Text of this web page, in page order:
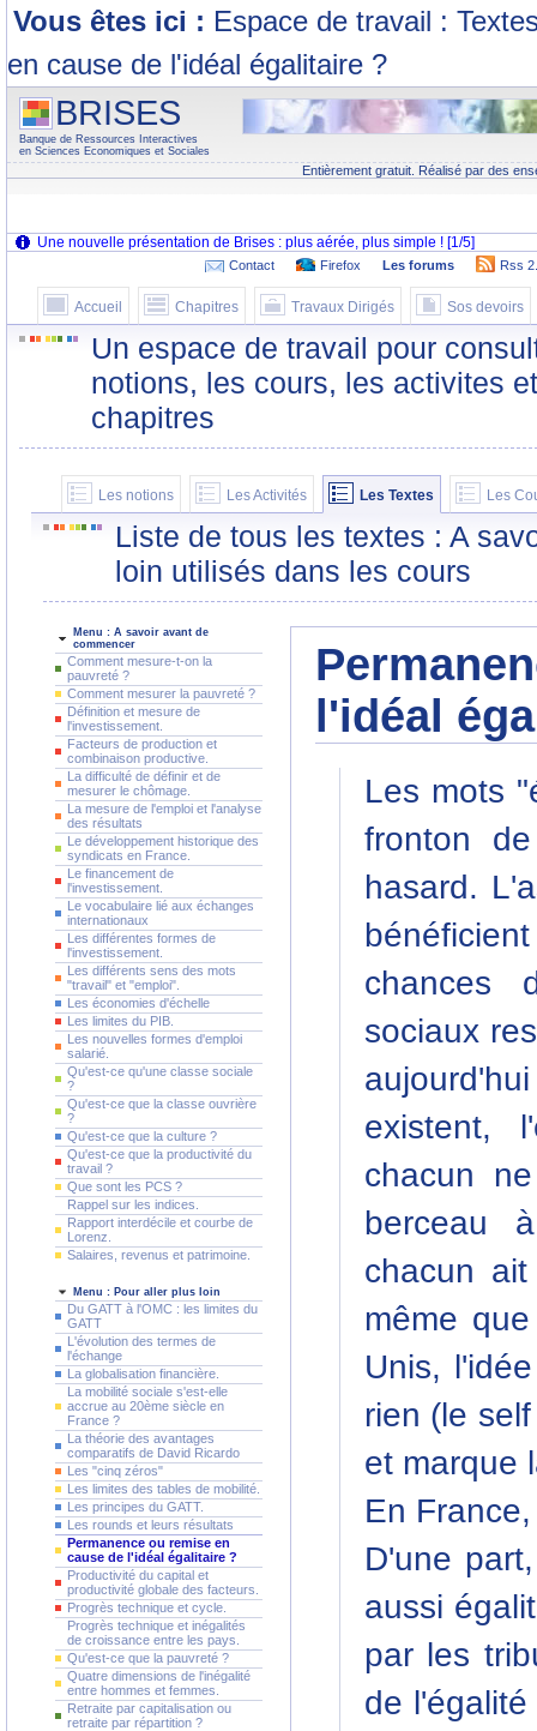
Vous êtes ici : Espace de travail :
en cause de l'idéal égalitaire ?
BRISES
Banque de Ressources Interactives
en Sciences Economiques et Sociales
Entièrement gratuit. Réalisé par des
Contact Firefox Les forums Rss
Accueil Chapitres Travaux Dirigés Sos devoirs
Un espace de travail pour
notions, les cours, les activites
chapitres
Les notions Les Activités Les Textes Les
Liste de tous les textes : A
loin utilisés dans les cours
Menu : A savoir avant de
commencer
Comment mesure-t-on la
pauvreté ?
Comment mesurer la pauvreté ?
Définition et mesure de
l'investissement.
Facteurs de production et
combinaison productive.
La difficulté de définir et de
mesurer le chômage.
La mesure de l'emploi et l'analyse
des résultats
Le développement historique des
syndicats en France.
Le financement de
l'investissement.
Le vocabulaire lié aux échanges
internationaux
Les différentes formes de
l'investissement.
Les différents sens des mots
"travail" et "emploi".
Les économies d'échelle
Les limites du PIB.
Les nouvelles formes d'emploi
salarié.
Qu'est-ce qu'une classe sociale
?
Qu'est-ce que la classe ouvrière
?
Qu'est-ce que la culture ?
Qu'est-ce que la productivité du
travail ?
Que sont les PCS ?
Rappel sur les indices.
Rapport interdécile et courbe de
Lorenz.
Salaires, revenus et patrimoine.
Menu : Pour aller plus loin
Du GATT à l'OMC : les limites du
GATT
L'évolution des termes de
l'échange
La globalisation financière.
La mobilité sociale s'est-elle
accrue au 20ème siècle en
France ?
La théorie des avantages
comparatifs de David Ricardo
Les "cinq zéros"
Les limites des tables de mobilité.
Les principes du GATT.
Les rounds et leurs résultats
Permanence ou remise en
cause de l'idéal égalitaire ?
Productivité du capital et
productivité globale des facteurs.
Progrès technique et cycle.
Progrès technique et inégalités
de croissance entre les pays.
Qu'est-ce que la pauvreté ?
Quatre dimensions de l'inégalité
entre hommes et femmes.
Retraite par capitalisation ou
retraite par répartition ?
l'idéal
Les mots
fronton
hasard.
chances
sociaux
existent,
chacun
berceau
chacun
même
Unis,
rien (le
et marque
En
D'une
aussi
par les
de